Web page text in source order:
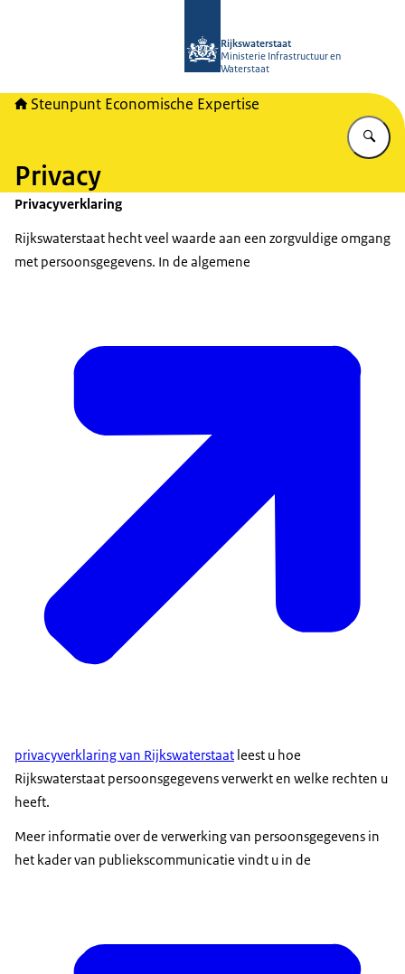
Rijkswaterstaat
Ministerie Infrastructuur en
Waterstaat
Steunpunt Economische Expertise
Privacy
Privacyverklaring
Rijkswaterstaat hecht veel waarde aan een zorgvuldige omgang
met persoonsgegevens. In de algemene
privacyverklaring van Rijkswaterstaat leest u hoe
Rijkswaterstaat persoonsgegevens verwerkt en welke rechten u
heeft.
Meer informatie over de verwerking van persoonsgegevens in
het kader van publiekscommunicatie vindt u in de